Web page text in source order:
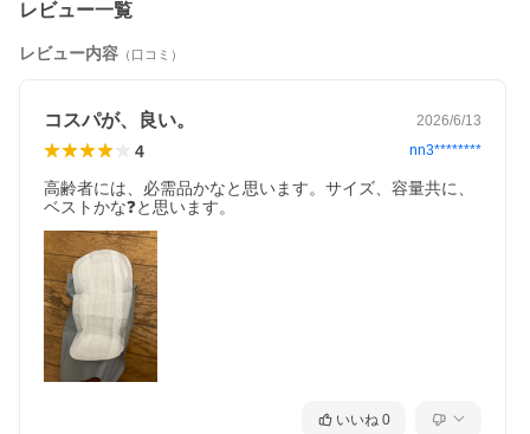
レビュー一覧
レビュー内容 （口コミ）
コスパが、良い。 2026/6/13
4 nn3********
高齢者には、必需品かなと思います。サイズ、容量共に、
ベストかな❓と思います。
いいね 0